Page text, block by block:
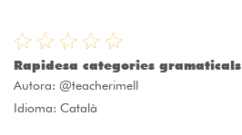
Rapidesa categories gramaticals
Autora: @teacherimell
Idioma: Català